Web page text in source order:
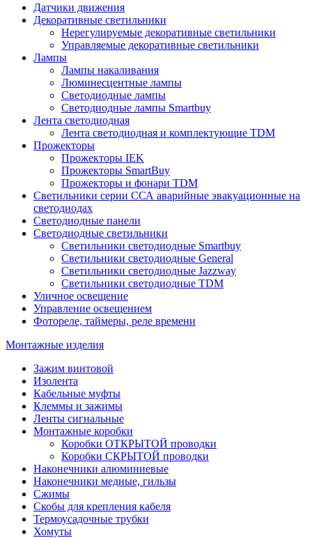
Датчики движения
Декоративные светильники
Нерегулируемые декоративные светильники
Управляемые декоративные светильники
Лампы
Лампы накаливания
Люминесцентные лампы
Светодиодные лампы
Светодиодные лампы Smartbuy
Лента светодиодная
Лента светодиодная и комплектующие TDM
Прожекторы
Прожекторы IEK
Прожекторы SmartBuy
Прожекторы и фонари TDM
Светильники серии ССА аварийные эвакуационные на
светодиодах
Светодиодные панели
Светодиодные светильники
Светильники светодиодные Smartbuy
Светильники светодиодные General
Светильники светодиодные Jazzway
Светильники светодиодные TDM
Уличное освещение
Управление освещением
Фотореле, таймеры, реле времени
Монтажные изделия
Зажим винтовой
Изолента
Кабельные муфты
Клеммы и зажимы
Ленты сигнальные
Монтажные коробки
Коробки ОТКРЫТОЙ проводки
Коробки СКРЫТОЙ проводки
Наконечники алюминиевые
Наконечники медные, гильзы
Сжимы
Скобы для крепления кабеля
Термоусадочные трубки
Хомуты